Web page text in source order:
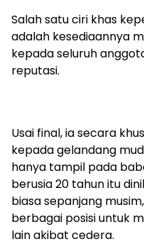
Salah satu ciri khas
adalah kesediaannya
kepada seluruh
reputasi.
Usai final, ia secara
kepada gelandang
hanya tampil pada
berusia 20 tahun itu
biasa sepanjang
berbagai posisi untuk
lain akibat cedera.